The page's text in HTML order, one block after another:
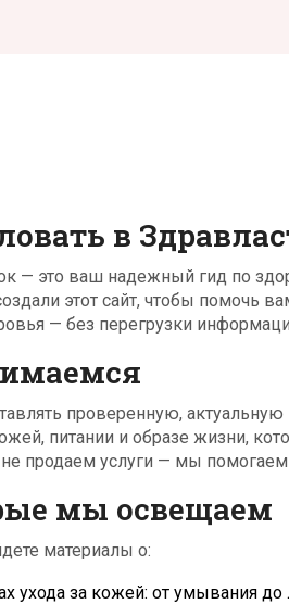
в
— это ваш надежный гид по
этот сайт, чтобы помочь
— без перегрузки
проверенную,
питании и образе жизни,
продаем услуги — мы
мы освещаем
материалы о:
ухода за кожей: от умывания до